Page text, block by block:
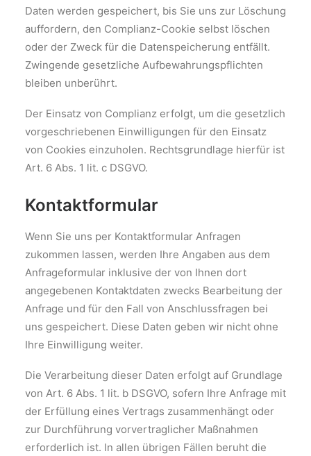
Daten werden gespeichert, bis Sie uns zur Löschung
auffordern, den Complianz-Cookie selbst löschen
oder der Zweck für die Datenspeicherung entfällt.
Zwingende gesetzliche Aufbewahrungspflichten
bleiben unberührt.
Der Einsatz von Complianz erfolgt, um die gesetzlich
vorgeschriebenen Einwilligungen für den Einsatz
von Cookies einzuholen. Rechtsgrundlage hierfür ist
Art. 6 Abs. 1 lit. c DSGVO.
Kontaktformular
Wenn Sie uns per Kontaktformular Anfragen
zukommen lassen, werden Ihre Angaben aus dem
Anfrageformular inklusive der von Ihnen dort
angegebenen Kontaktdaten zwecks Bearbeitung der
Anfrage und für den Fall von Anschlussfragen bei
uns gespeichert. Diese Daten geben wir nicht ohne
Ihre Einwilligung weiter.
Die Verarbeitung dieser Daten erfolgt auf Grundlage
von Art. 6 Abs. 1 lit. b DSGVO, sofern Ihre Anfrage mit
der Erfüllung eines Vertrags zusammenhängt oder
zur Durchführung vorvertraglicher Maßnahmen
erforderlich ist. In allen übrigen Fällen beruht die